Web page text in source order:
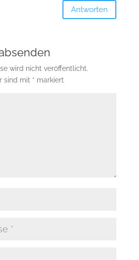
Antworten
wird nicht veröffentlicht.
sind mit * markiert